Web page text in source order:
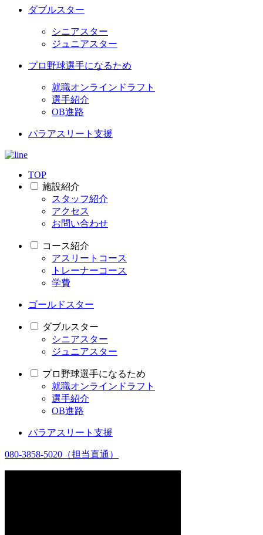
ダブルスター
シニアスター
ジュニアスター
プロ野球選手になるため
就職オンラインドラフト
選手紹介
OB進路
パラアスリート支援
TOP
施設紹介
スタッフ紹介
アクセス
お問い合わせ
コース紹介
アスリートコース
トレーナーコース
学費
ゴールドスター
ダブルスター
シニアスター
ジュニアスター
プロ野球選手になるため
就職オンラインドラフト
選手紹介
OB進路
パラアスリート支援
080-3858-5020 （担当直通）